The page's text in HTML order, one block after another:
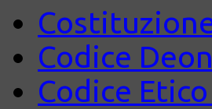
Codice
Codice